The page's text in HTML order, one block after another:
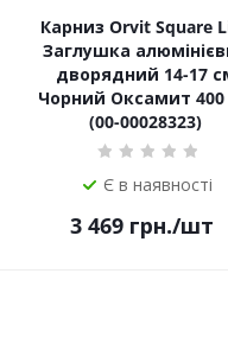
Карниз Orvit Square
Заглушка
дворядний 14-17
Чорний Оксамит
(00-00028323)
Є в наявності
3 469грн./шт